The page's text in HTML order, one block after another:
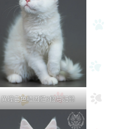
異瞳白色緬因貓3個月記錄